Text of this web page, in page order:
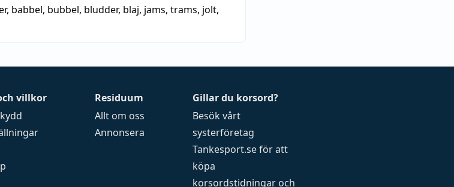
, babbel, bubbel, bludder, blaj, jams, trams, jolt,
villkor
Residuum
Allt om oss
Annonsera
Gillar du korsord?
Besök vårt
systerföretag
Tankesport.seför att
köpa
korsordstidningar och